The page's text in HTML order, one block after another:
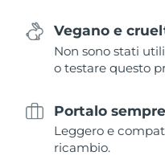
Vegano e
Non sono stati
o testare questo
Portalo
Leggero e
ricambio.